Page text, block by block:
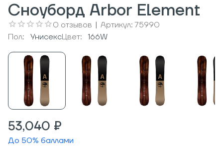
Сноуборд Arbor Element
0 отзывов | Артикул:75990
Пол:
УнисексЦвет: 166W
53,040 ₽
До 50% баллами